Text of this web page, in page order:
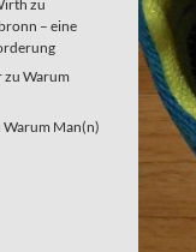
zu
– eine
zu Warum
Warum Man(n)